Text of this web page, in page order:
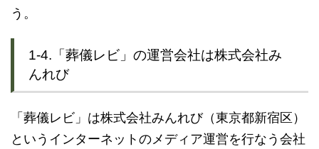
う。
1-4.「葬儀レビ」の運営会社は株式会社み
んれび
「葬儀レビ」は株式会社みんれび（東京都新宿区）
というインターネットのメディア運営を行なう会社